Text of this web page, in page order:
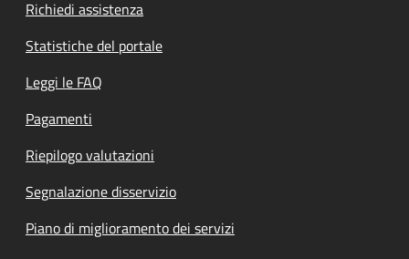
Richiedi assistenza
Statistiche del portale
Leggi le FAQ
Pagamenti
Riepilogo valutazioni
Segnalazione disservizio
Piano di miglioramento dei servizi